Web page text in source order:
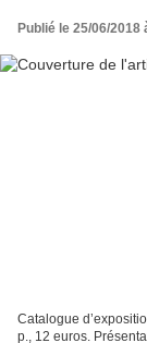
Publié le 25/06/2018
Catalogue
p., 12 euros.